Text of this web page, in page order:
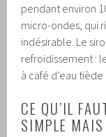
pendant environ
micro-ondes, qui
indésirable. Le
refroidissement :
à café d’eau
CE QU’IL
SIMPLE MAIS